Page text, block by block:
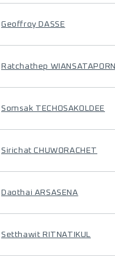
Geoffroy DASSE
Ratchathep WIANSATAPORN
Somsak TECHOSAKOLDEE
Sirichat CHUWORACHET
Daothai ARSASENA
Setthawit RITNATIKUL